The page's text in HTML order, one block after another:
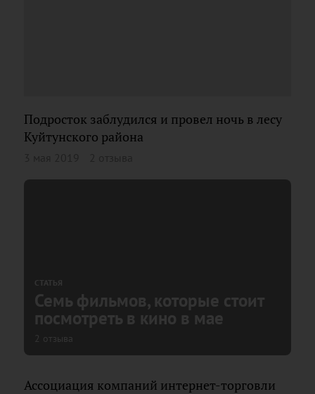
Подросток заблудился и провел ночь в лесу
Куйтунского района
СТАТЬЯ
Семь фильмов, которые стоит
посмотреть в кино в мае
2 отзыва
Ассоциация компаний интернет-торговли